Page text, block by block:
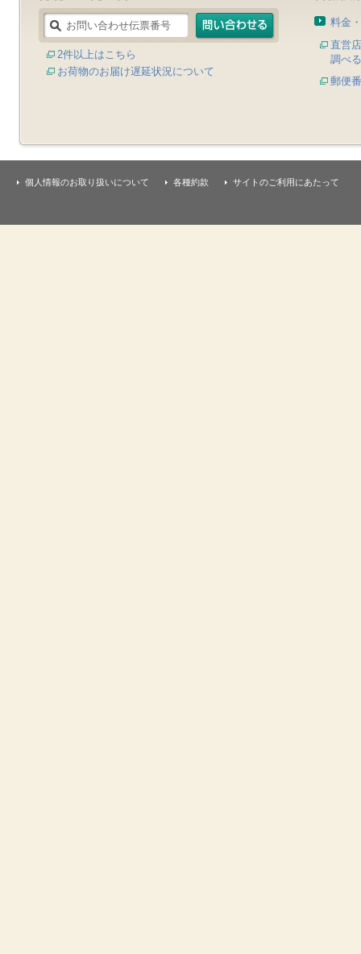
2件以上はこちら
お荷物のお届け遅延状況について
料金
直営
調べる
郵便
個人情報のお取り扱いについて 各種約款 サイトのご利用にあたって